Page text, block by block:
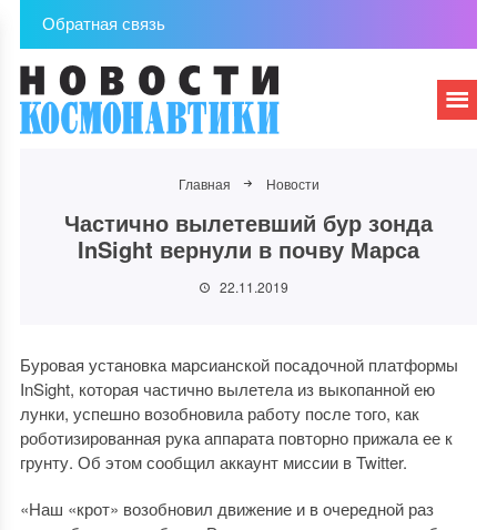
Обратная связь
Главная Новости
Частично вылетевший бур зонда
InSight вернули в почву Марса
22.11.2019
Буровая установка марсианской посадочной платформы
InSight, которая частично вылетела из выкопанной ею
лунки, успешно возобновила работу после того, как
роботизированная рука аппарата повторно прижала ее к
грунту. Об этом сообщил аккаунт миссии в Twitter.
«Наш «крот» возобновил движение и в очередной раз